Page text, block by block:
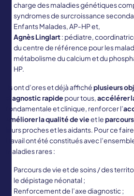
charge des maladies génétiques
syndromes de surcroissance
Enfants Malades, AP‑HP et,
Agnès Linglart: pédiatre,
du centre de référence pour les
métabolisme du calcium et du
HP.
Ils ont d’ores et déjà affichéplusieurs
diagnostic rapide pour tous,accélérer
fondamentale et clinique, renforcer l’
améliorer la qualité de vieet le
leurs proches et les aidants. Pour ce
travail ont été constitués avec
maladies rares :
Parcours de vie et de soins / des
le dépistage néonatal ;
Renforcement de l’axe diagnostic ;